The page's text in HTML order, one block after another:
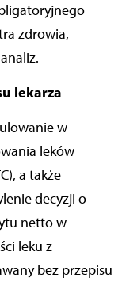
zdrowia,
lekarza
w
leków
a także
decyzji o
netto w
leku z
bez przepisu